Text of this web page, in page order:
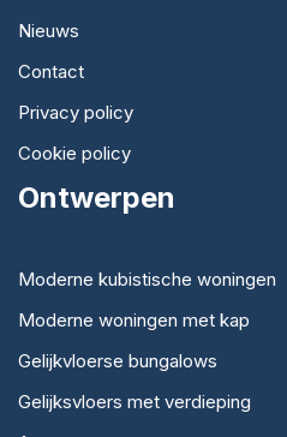
Nieuws
Contact
Privacy policy
Cookie policy
Ontwerpen
Moderne kubistische woningen
Moderne woningen met kap
Gelijkvloerse bungalows
Gelijksvloers met verdieping